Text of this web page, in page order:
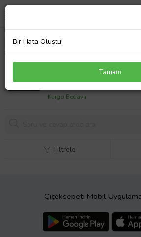
Rampage Sirius S46 RGB
Ayarlı 17" 2 USB Port
814,79 TL
Kargo Bedava
Filtrele
Çiçeksepeti Mobil
Bir Hata Oluştu!
Tamam